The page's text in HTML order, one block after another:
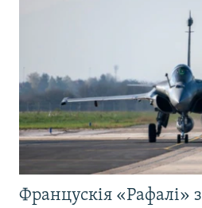
Францускія «Рафалі»